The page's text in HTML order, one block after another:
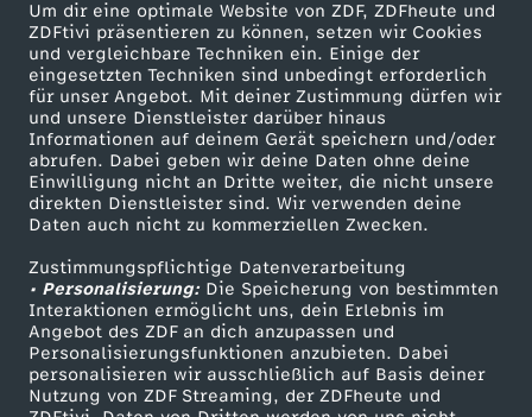
Um dir eine optimale Website von ZDF, ZDFheute und
ZDFtivi präsentieren zu können, setzen wir Cookies
und vergleichbare Techniken ein. Einige der
eingesetzten Techniken sind unbedingt erforderlich
für unser Angebot. Mit deiner Zustimmung dürfen wir
und unsere Dienstleister darüber hinaus
Informationen auf deinem Gerät speichern und/oder
abrufen. Dabei geben wir deine Daten ohne deine
Einwilligung nicht an Dritte weiter, die nicht unsere
direkten Dienstleister sind. Wir verwenden deine
Daten auch nicht zu kommerziellen Zwecken.
Zustimmungspflichtige Datenverarbeitung
• Personalisierung:Die Speicherung von bestimmten
Interaktionen ermöglicht uns, dein Erlebnis im
Angebot des ZDF an dich anzupassen und
Personalisierungsfunktionen anzubieten. Dabei
personalisieren wir ausschließlich auf Basis deiner
Nutzung von ZDF Streaming, der ZDFheute und
h
e
n
a
c
h
G
Mehr ZDF
ZDF-Apps
Smart TV
ZDFtext
Livestreams
Sendungen A-Z
TV-Programm
Service
ZDFmitreden
Kontakt zum ZDF
Tickets
Zuschauerservice
Hilfe